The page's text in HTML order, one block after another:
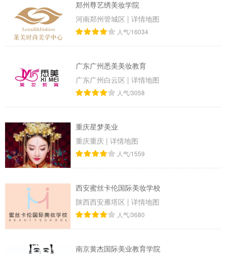
郑州尊艺绣美妆学院
河南郑州管城区 | 详情地图
人气/16034
广东广州悉美美妆教育
广东广州白云区 | 详情地图
人气/3058
重庆星梦美业
重庆重庆 | 详情地图
人气/1559
西安蜜丝卡伦国际美妆学校
陕西西安雁塔区 | 详情地图
人气/3680
南京黄杰国际美业教育学院